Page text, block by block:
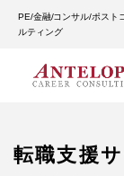
PE/金融/コンサル/ポスト
ルティング
転職支援